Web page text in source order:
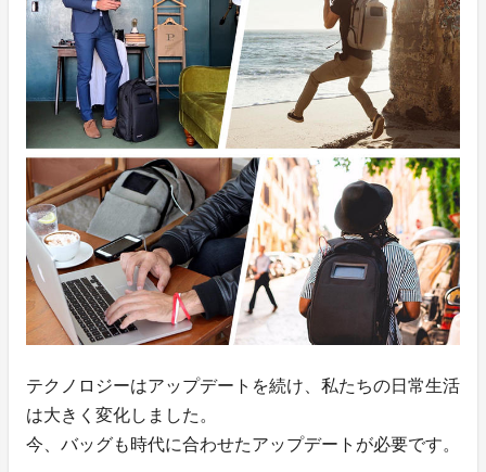
テクノロジーはアップデートを続け、私たちの日常生活
は大きく変化しました。
今、バッグも時代に合わせたアップデートが必要です。